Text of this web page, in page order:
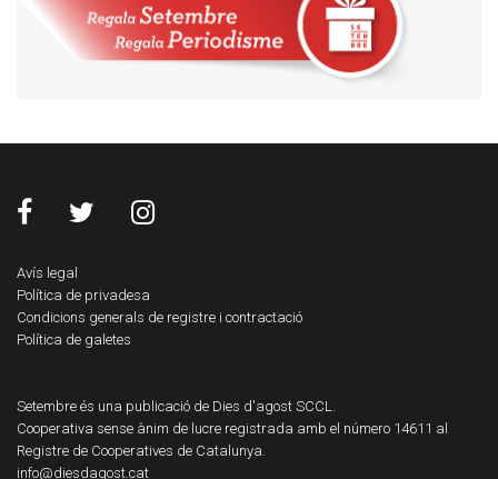
Avís legal
Política de privadesa
Condicions generals de registre i contractació
Política de galetes
Setembre és una publicació de Dies d'agost SCCL.
Cooperativa sense ànim de lucre registrada amb el número 14611 al
Registre de Cooperatives de Catalunya.
info@diesdagost.cat